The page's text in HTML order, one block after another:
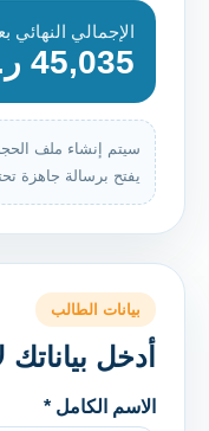
الإجمالي النهائي
45,035 ر.س
سيتم إنشاء ملف
يفتح برسالة جاهزة
بيانات الطالب
أدخل
الاسم الكامل *